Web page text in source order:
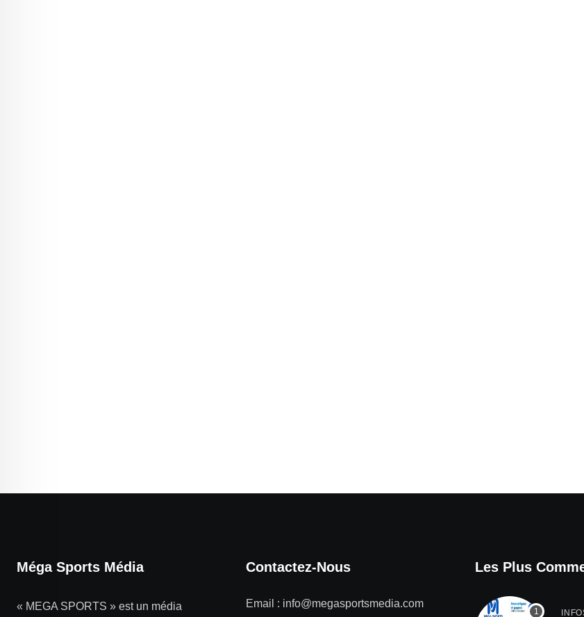
Méga Sports Média
« MEGA SPORTS » est un média
Contactez-Nous
Email : info@megasportsmedia.com
Les Plus